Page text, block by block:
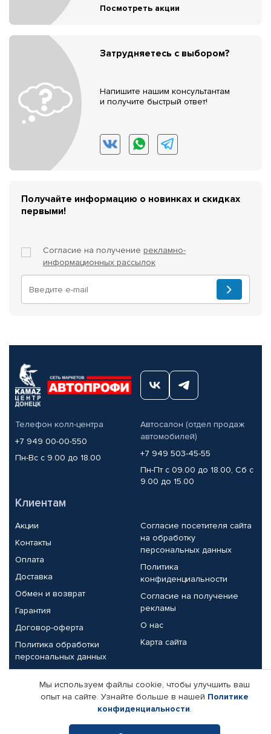
Посмотреть акции
Затрудняетесь с выбором?
Напишите нашим консультантам
и получите быстрый ответ!
Получайте информацию о новинках и скидках
первыми!
Согласие на получение рекламно-
информационных рассылок
Телефон колл-центра
+7 949 00-00-550
Пн-Вс с 9.00 до 18.00
Автосалон (отдел продаж
автомобилей)
+7 949 503-45-55
Пн-Пт с 09.00 до 18.00, Сб с
9.00 до 15.00
Клиентам
Акции
Контакты
Оплата
Доставка
Обмен и возврат
Гарантия
Договор-оферта
Политика обработки
персональных данных
Согласие посетителя сайта
на обработку
персональных данных
Политика
конфиденциальности
Согласие на получение
рекламы
О нас
Карта сайта
Партнерам
Корпоративным клиентам
Поставщикам
Реквизиты компании
Мы используем файлы cookie, чтобы улучшить ваш
опыт на сайте. Узнайте больше в нашей Политике
конфиденциальности.